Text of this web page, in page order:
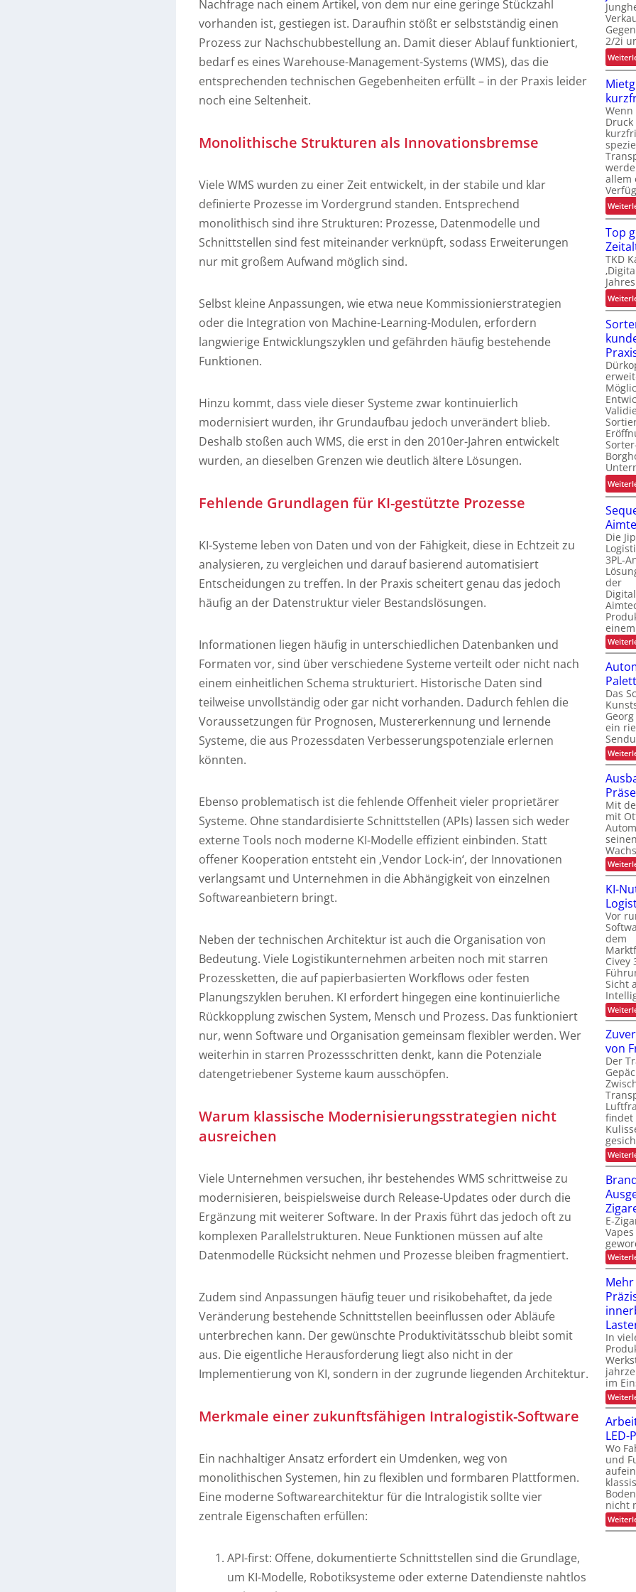
Nachfrage nach einem Artikel, von dem nur eine geringe Stückzahl
vorhanden ist, gestiegen ist. Daraufhin stößt er selbstständig einen
Prozess zur Nachschubbestellung an. Damit dieser Ablauf funktioniert,
bedarf es eines Warehouse-Management-Systems (WMS), das die
entsprechenden technischen Gegebenheiten erfüllt – in der Praxis leider
noch eine Seltenheit.
Monolithische Strukturen als Innovationsbremse
Viele WMS wurden zu einer Zeit entwickelt, in der stabile und klar
definierte Prozesse im Vordergrund standen. Entsprechend
monolithisch sind ihre Strukturen: Prozesse, Datenmodelle und
Schnittstellen sind fest miteinander verknüpft, sodass Erweiterungen
nur mit großem Aufwand möglich sind.
Selbst kleine Anpassungen, wie etwa neue Kommissionierstrategien
oder die Integration von Machine-Learning-Modulen, erfordern
langwierige Entwicklungszyklen und gefährden häufig bestehende
Funktionen.
Hinzu kommt, dass viele dieser Systeme zwar kontinuierlich
modernisiert wurden, ihr Grundaufbau jedoch unverändert blieb.
Deshalb stoßen auch WMS, die erst in den 2010er-Jahren entwickelt
wurden, an dieselben Grenzen wie deutlich ältere Lösungen.
Fehlende Grundlagen für KI-gestützte Prozesse
KI-Systeme leben von Daten und von der Fähigkeit, diese in Echtzeit zu
analysieren, zu vergleichen und darauf basierend automatisiert
Entscheidungen zu treffen. In der Praxis scheitert genau das jedoch
häufig an der Datenstruktur vieler Bestandslösungen.
Informationen liegen häufig in unterschiedlichen Datenbanken und
Formaten vor, sind über verschiedene Systeme verteilt oder nicht nach
einem einheitlichen Schema strukturiert. Historische Daten sind
teilweise unvollständig oder gar nicht vorhanden. Dadurch fehlen die
Voraussetzungen für Prognosen, Mustererkennung und lernende
Systeme, die aus Prozessdaten Verbesserungspotenziale erlernen
könnten.
Ebenso problematisch ist die fehlende Offenheit vieler proprietärer
Systeme. Ohne standardisierte Schnittstellen (APIs) lassen sich weder
externe Tools noch moderne KI-Modelle effizient einbinden. Statt
offener Kooperation entsteht ein ‚Vendor Lock-in‘, der Innovationen
verlangsamt und Unternehmen in die Abhängigkeit von einzelnen
Softwareanbietern bringt.
Neben der technischen Architektur ist auch die Organisation von
Bedeutung. Viele Logistikunternehmen arbeiten noch mit starren
Prozessketten, die auf papierbasierten Workflows oder festen
Planungszyklen beruhen. KI erfordert hingegen eine kontinuierliche
Rückkopplung zwischen System, Mensch und Prozess. Das funktioniert
nur, wenn Software und Organisation gemeinsam flexibler werden. Wer
weiterhin in starren Prozessschritten denkt, kann die Potenziale
datengetriebener Systeme kaum ausschöpfen.
Warum klassische Modernisierungsstrategien nicht
ausreichen
Viele Unternehmen versuchen, ihr bestehendes WMS schrittweise zu
modernisieren, beispielsweise durch Release-Updates oder durch die
Ergänzung mit weiterer Software. In der Praxis führt das jedoch oft zu
komplexen Parallelstrukturen. Neue Funktionen müssen auf alte
Datenmodelle Rücksicht nehmen und Prozesse bleiben fragmentiert.
Zudem sind Anpassungen häufig teuer und risikobehaftet, da jede
Veränderung bestehende Schnittstellen beeinflussen oder Abläufe
unterbrechen kann. Der gewünschte Produktivitätsschub bleibt somit
aus. Die eigentliche Herausforderung liegt also nicht in der
Implementierung von KI, sondern in der zugrunde liegenden Architektur.
Merkmale einer zukunftsfähigen Intralogistik-Software
Ein nachhaltiger Ansatz erfordert ein Umdenken, weg von
monolithischen Systemen, hin zu flexiblen und formbaren Plattformen.
Eine moderne Softwarearchitektur für die Intralogistik sollte vier
zentrale Eigenschaften erfüllen:
API-first: Offene, dokumentierte Schnittstellen sind die Grundlage,
um KI-Modelle, Robotiksysteme oder externe Datendienste nahtlos
i
s
t
i
2/2i
allem
Top
TKD
Die
3PL-
der
Das
ein
Mit
mit
KI-
Vor
dem
Civey
Sicht
von
Der
findet
E-
In
im
LED-
Wo
und
nicht